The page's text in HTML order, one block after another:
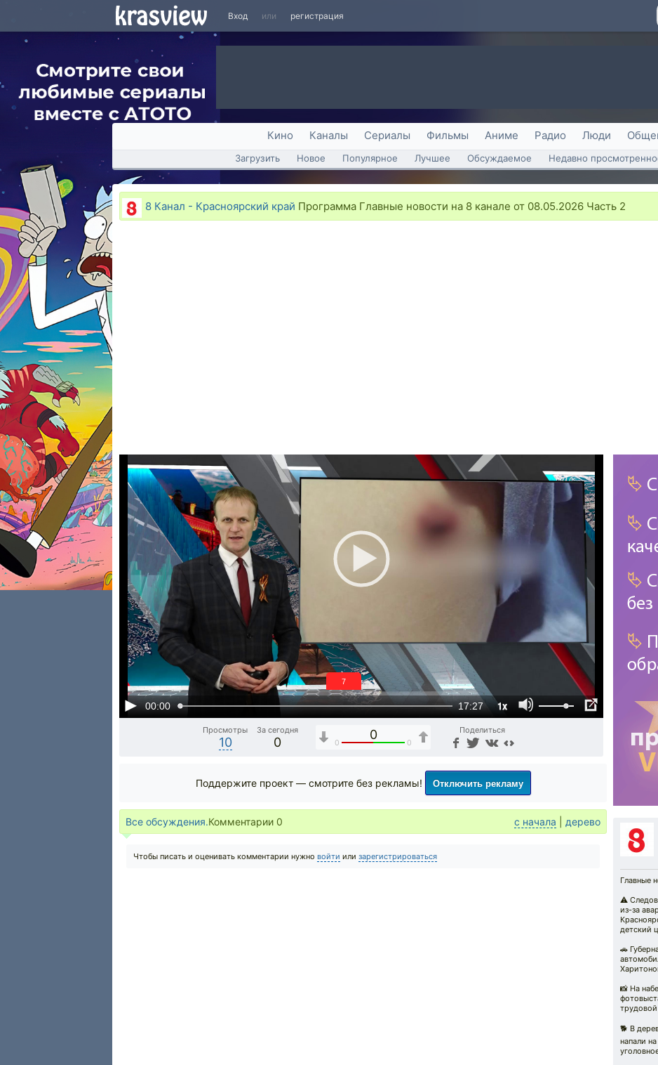
Вход или регистрация
Кино Каналы Сериалы Фильмы Аниме Радио Люди
Загрузить Новое Популярное Лучшее Обсуждаемое Недавно
8 Канал - Красноярский край Программа Главные новости на 8 канале от 08.05.2026 Часть 2
00:00 17:27 1x
6
Просмотры
10
За сегодня
0
0
0 0
Поделиться
Главные
⚠️
из-за
детский
🚗
📸 На
🐕 В
напали
Поддержите проект — смотрите без рекламы! Отключить рекламу
Все обсуждения.Комментарии 0 с начала дерево
Чтобы писать и оценивать комментарии нужно войти или зарегистрироваться